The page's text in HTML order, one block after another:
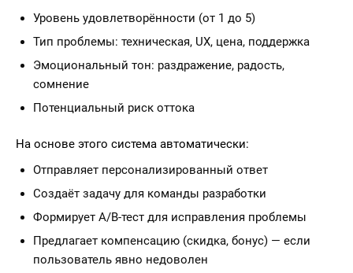
Уровень удовлетворённости (от 1 до 5)
Тип проблемы: техническая, UX, цена, поддержка
Эмоциональный тон: раздражение, радость,
сомнение
Потенциальный риск оттока
На основе этого система автоматически:
Отправляет персонализированный ответ
Создаёт задачу для команды разработки
Формирует A/B-тест для исправления проблемы
Предлагает компенсацию (скидка, бонус) — если
пользователь явно недоволен